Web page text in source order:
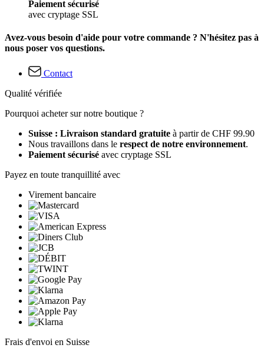
Paiement sécurisé
avec cryptage SSL
Avez-vous besoin d'aide pour votre commande ? N'hésitez pas à
nous poser vos questions.
Contact
Qualité vérifiée
Pourquoi acheter sur notre boutique ?
Suisse : Livraison standard gratuite à partir de CHF 99.90
Nous travaillons dans le respect de notre environnement.
Paiement sécurisé avec cryptage SSL
Payez en toute tranquillité avec
Virement bancaire
Frais d'envoi en Suisse